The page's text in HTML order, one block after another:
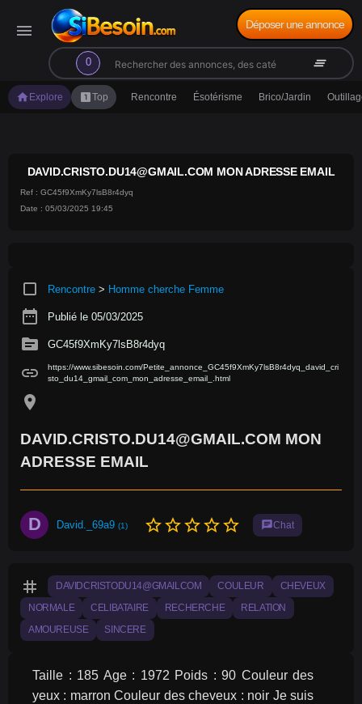
menu
0
search clear_all
Déposer une annonce
home Explore looks_oneTop Rencontre Ésotérisme Brico/Jardin
DAVID.CRISTO.DU14@GMAIL.COM MON ADRESSE EMAIL
Ref : GC45f9XmKy7lsB8r4dyq
Date : 05/03/2025 19:45
crop_square Rencontre > Homme cherche Femme
date_range Publié le 05/03/2025
source GC45f9XmKy7lsB8r4dyq
link
https://www.sibesoin.com/Petite_annonce_GC45f9XmKy7lsB8r4dyq_david_cri
sto_du14_gmail_com_mon_adresse_email_.html
location_on
DAVID.CRISTO.DU14@GMAIL.COM MON
ADRESSE EMAIL
D David._69a9 (1) star_borderstar_borderstar_borderstar_borderstar_border chatChat
tag DAVIDCRISTODU14@GMAILCOM COULEUR CHEVEUX
NORMALE CELIBATAIRE RECHERCHE RELATION
AMOUREUSE SINCERE
Taille : 185 Age : 1972 Poids : 90 Couleur des
yeux : marron Couleur des cheveux : noir Je suis